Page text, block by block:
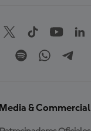
Media & Commercial